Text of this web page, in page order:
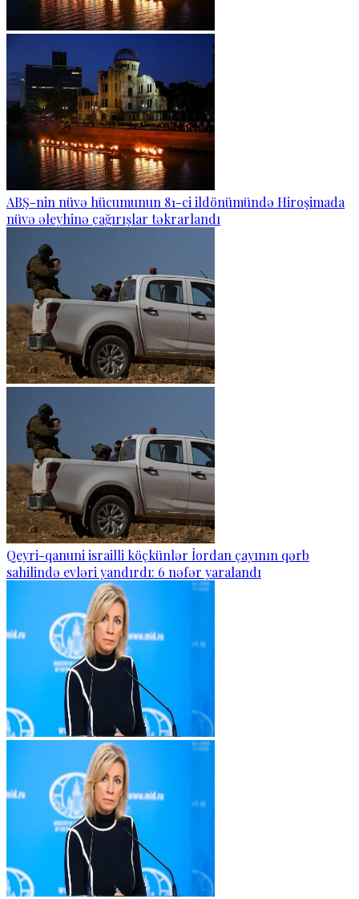
ABŞ-nin nüvə hücumunun 81-ci ildönümündə Hiroşimada
nüvə əleyhinə çağırışlar təkrarlandı
Qeyri-qanuni israilli köçkünlər İordan çayının qərb
sahilində evləri yandırdı: 6 nəfər yaralandı